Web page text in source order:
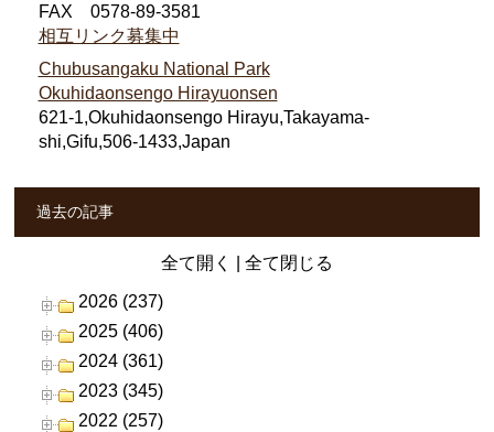
FAX 0578-89-3581
相互リンク募集中
Chubusangaku National Park
Okuhidaonsengo Hirayuonsen
621-1,Okuhidaonsengo Hirayu,Takayama-
shi,Gifu,506-1433,Japan
過去の記事
全て開く 全て閉じる
2026 (237)
2025 (406)
2024 (361)
2023 (345)
2022 (257)